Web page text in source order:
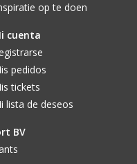
op te doen
cuenta
pedidos
tickets
lista de deseos
BV